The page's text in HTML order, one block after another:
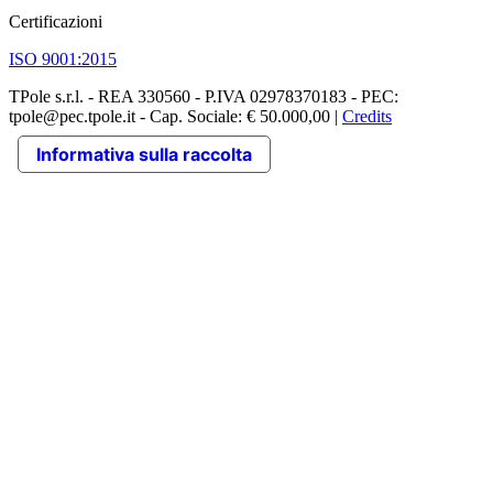
Certificazioni
ISO 9001:2015
TPole s.r.l. - REA 330560 - P.IVA 02978370183 - PEC:
tpole@pec.tpole.it - Cap. Sociale: € 50.000,00 | Credits
Informativa sulla raccolta